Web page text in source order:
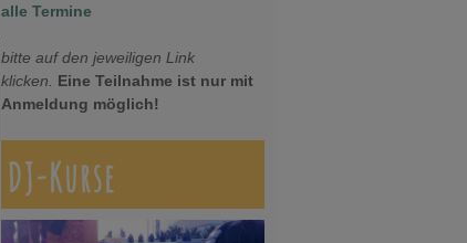
alle Termine
bitte auf den jeweiligen Link
klicken. Eine Teilnahme ist nur mit
Anmeldung möglich!
DJ-Kurse